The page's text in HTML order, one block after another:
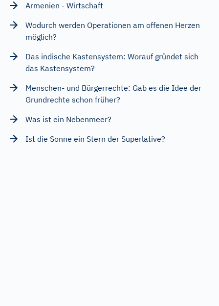
Armenien - Wirtschaft
Wodurch werden Operationen am offenen Herzen
möglich?
Das indische Kastensystem: Worauf gründet sich
das Kastensystem?
Menschen- und Bürgerrechte: Gab es die Idee der
Grundrechte schon früher?
Was ist ein Nebenmeer?
Ist die Sonne ein Stern der Superlative?